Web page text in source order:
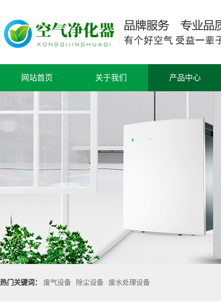
网站首页 关于我们 产品中心
热门关键词： 废气设备 除尘设备 废水处理设备